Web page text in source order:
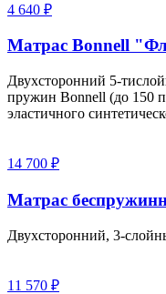
4 640 ₽
Матрас Bonnell
Двухсторонний 5-
пружин Bonnell (до 150
эластичного
14 700 ₽
Матрас
Двухсторонний, 3-
11 570 ₽